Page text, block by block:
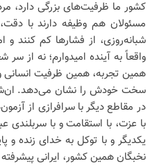
کشور ما ظرفیت‌های بزرگی دارد،
مسئولان هم وظیفه دارند با
شبانه‌روزی، از فشارها کم کنند
واقعاً به آینده امیدوارم؛ نه از
همین تجربه، همین ظرفیت
سخت خودش را نشان می‌دهد.
در مقاطع دیگر با سرافرازی از
با عزت، با استقامت و با
یکدیگر و با توکل به خدای زنده و
نخبگان همین کشور، ایرانی